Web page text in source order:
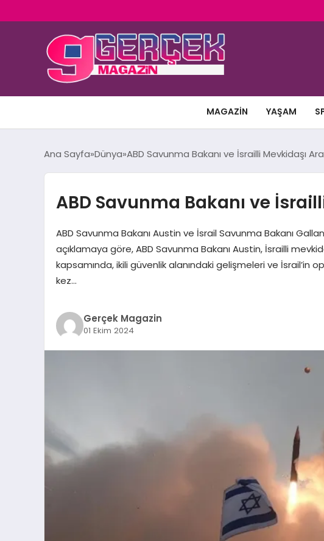
MAGAZIN YAŞAM
Ana Sayfa Dünya ABD Savunma Bakanı ve İsrailli Mevkidaşı
ABD Savunma Bakanı ve
ABD Savunma Bakanı Austin ve İsrail Savunma Bakanı
açıklamaya göre, ABD Savunma Bakanı Austin, İsrailli
kapsamında, ikili güvenlik alanındaki gelişmeleri ve İsrail’in
kez…
Gerçek Magazin
01 Ekim 2024